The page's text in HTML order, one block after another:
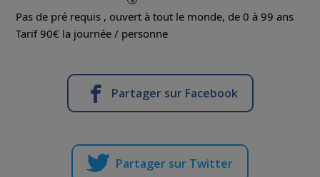
Pas de pré requis , ouvert à tout le monde, de 0 à 99 ans
Tarif 90€ la journée / personne
Partager sur Facebook
Partager sur Twitter